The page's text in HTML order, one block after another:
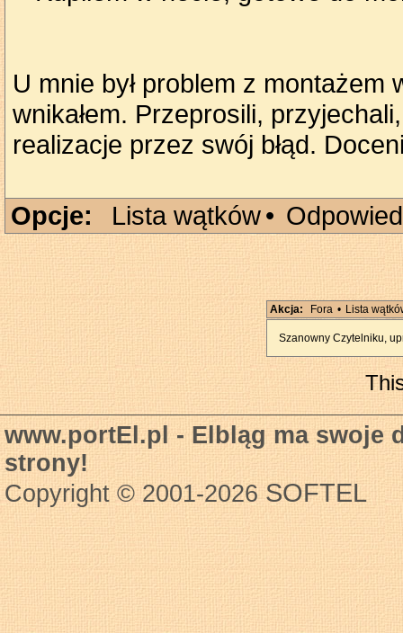
U mnie był problem z
wnikałem. Przeprosili,
realizacje przez swój błąd.
Opcje: Lista wątków•
Akcja: Fora • Lista
Szanowny Czytelniku,
www.portEl.pl - Elbląg ma swoje
strony!
Copyright © 2001-2026SOFTEL